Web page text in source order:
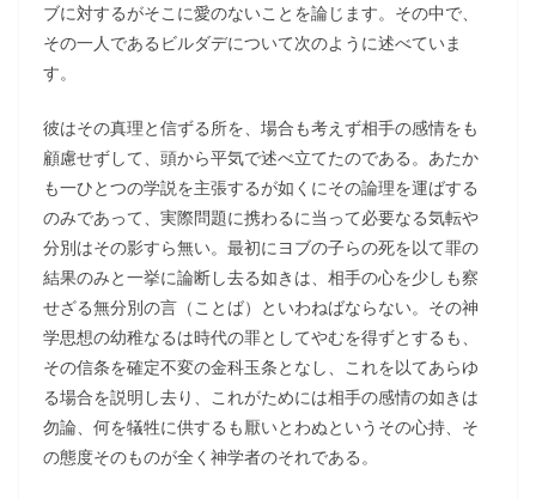
ブに対するがそこに愛のないことを論じます。その中で、
その一人であるビルダデについて次のように述べていま
す。
彼はその真理と信ずる所を、場合も考えず相手の感情をも
顧慮せずして、頭から平気で述べ立てたのである。あたか
も一ひとつの学説を主張するが如くにその論理を運ばする
のみであって、実際問題に携わるに当って必要なる気転や
分別はその影すら無い。最初にヨブの子らの死を以て罪の
結果のみと一挙に論断し去る如きは、相手の心を少しも察
せざる無分別の言（ことば）といわねばならない。その神
学思想の幼稚なるは時代の罪としてやむを得ずとするも、
その信条を確定不変の金科玉条となし、これを以てあらゆ
る場合を説明し去り、これがためには相手の感情の如きは
勿論、何を犠牲に供するも厭いとわぬというその心持、そ
の態度そのものが全く神学者のそれである。